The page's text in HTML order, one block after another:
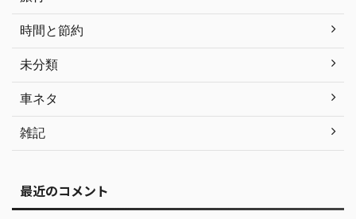
時間と節約
未分類
車ネタ
雑記
最近のコメント